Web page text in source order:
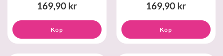
169,90 kr
Köp
169,90 kr
Köp